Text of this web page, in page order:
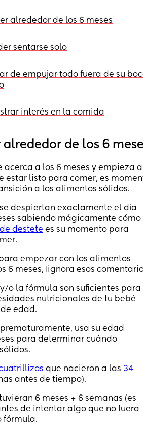
alrededor de los 6 meses
sentarse solo
de empujar todo fuera de su
interés en la comida
alrededor de los 6
acerca a los 6 meses y empieza a
estar listo para comer, es
a los alimentos sólidos.
se despiertan exactamente el día
sabiendo mágicamente cómo
destete es su momento para
empezar con los alimentos
6 meses, ¡ignora esos
o la fórmula son suficientes para
nutricionales de tu bebé
edad.
usa su edad
para determinar cuándo
que nacieron a las 34
antes de tiempo).
6 meses + 6 semanas (es
de intentar algo que no fuera
fórmula.